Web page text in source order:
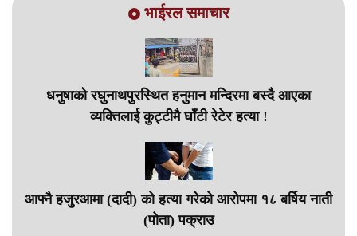
भाईरल समाचार
धनुषाको रघुनाथपुरस्थित हनुमान मन्दिरमा बस्दै आएका
व्यक्तिलाई कुट्टीमै घाँटी रेटेर हत्या !
आफ्नै हजुरआमा (दादी) को हत्या गरेको आरोपमा १८ बर्षिय नाती
(पोता) पक्राउ